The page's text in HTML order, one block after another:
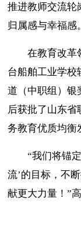
推进教师交流轮
归属感与幸福感。
在教育改革
台船舶工业学校
道（中职组）银
后获批了山东省
务教育优质均衡
“我们将锚
流’的目标，不
献更大力量！”